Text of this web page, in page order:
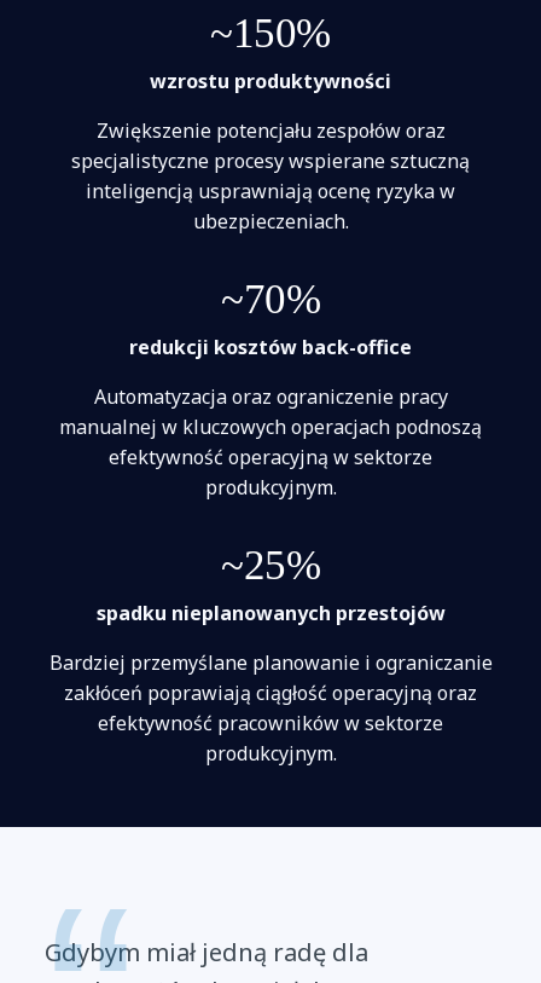
~150%
wzrostu produktywności
Zwiększenie potencjału zespołów oraz
specjalistyczne procesy wspierane sztuczną
inteligencją usprawniają ocenę ryzyka w
ubezpieczeniach.
~70%
redukcji kosztów back-office
Automatyzacja oraz ograniczenie pracy
manualnej w kluczowych operacjach podnoszą
efektywność operacyjną w sektorze
produkcyjnym.
~25%
spadku nieplanowanych przestojów
Bardziej przemyślane planowanie i ograniczanie
zakłóceń poprawiają ciągłość operacyjną oraz
efektywność pracowników w sektorze
produkcyjnym.
Gdybym miał jedną radę dla